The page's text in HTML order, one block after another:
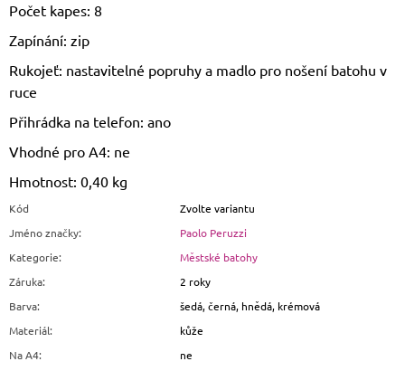
Počet kapes: 8
Zapínání: zip
Rukojeť: nastavitelné popruhy a madlo pro nošení batohu v
ruce
Přihrádka na telefon: ano
Vhodné pro A4: ne
Hmotnost: 0,40 kg
Kód
Zvolte variantu
Jméno značky:
Paolo Peruzzi
Kategorie:
Městské batohy
Záruka:
2 roky
Barva:
šedá, černá, hnědá, krémová
Materiál:
kůže
Na A4:
ne